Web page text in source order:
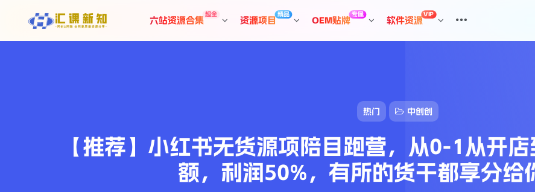
热门 中创创
【推荐】小红书无货源项陪目‬跑营，从0-1从开
额，利润50%，有所‬的货干‬都享分‬给
六站资源合集
超全
资源项目
精品
OEM贴牌
专属
软件资源
VIP
汇课新知